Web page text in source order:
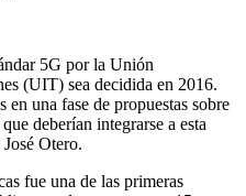
5G por la Unión
(UIT) sea decidida en 2016.
una fase de propuestas sobre
deberían integrarse a esta
Otero.
fue una de las primeras